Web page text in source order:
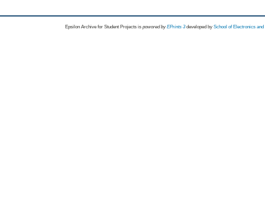
Epsilon Archive for Student Projects is powored byEPrints 3 developed by School of Electronics